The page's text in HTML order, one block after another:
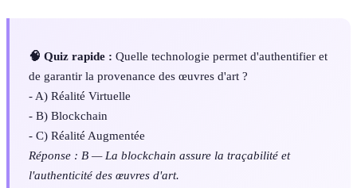
🧠 Quiz rapide : Quelle technologie permet d'authentifier et
de garantir la provenance des œuvres d'art ?
- A) Réalité Virtuelle
- B) Blockchain
- C) Réalité Augmentée
Réponse : B — La blockchain assure la traçabilité et
l'authenticité des œuvres d'art.